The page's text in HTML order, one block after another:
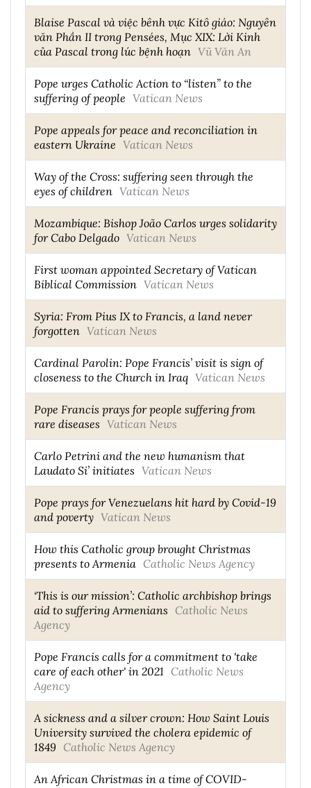
Blaise Pascal và việc bênh vực Kitô giáo: Nguyên
văn Phần II trong Pensées, Mục XIX: Lời Kinh
của Pascal trong lúc bệnh hoạn Vũ Văn An
Pope urges Catholic Action to “listen” to the
suffering of people Vatican News
Pope appeals for peace and reconciliation in
eastern Ukraine Vatican News
Way of the Cross: suffering seen through the
eyes of children Vatican News
Mozambique: Bishop João Carlos urges solidarity
for Cabo Delgado Vatican News
First woman appointed Secretary of Vatican
Biblical Commission Vatican News
Syria: From Pius IX to Francis, a land never
forgotten Vatican News
Cardinal Parolin: Pope Francis’ visit is sign of
closeness to the Church in Iraq Vatican News
Pope Francis prays for people suffering from
rare diseases Vatican News
Carlo Petrini and the new humanism that
Laudato Si’ initiates Vatican News
Pope prays for Venezuelans hit hard by Covid-19
and poverty Vatican News
How this Catholic group brought Christmas
presents to Armenia Catholic News Agency
‘This is our mission’: Catholic archbishop brings
aid to suffering Armenians Catholic News
Agency
Pope Francis calls for a commitment to 'take
care of each other' in 2021 Catholic News
Agency
A sickness and a silver crown: How Saint Louis
University survived the cholera epidemic of
1849 Catholic News Agency
An African Christmas in a time of COVID-